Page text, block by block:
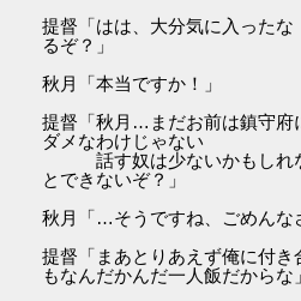
提督「はは、大分気に入った
るぞ？」
秋月「本当ですか！」
提督「秋月…まだお前は鎮守府
ダメなわけじゃない
話す奴は少ないかもしれな
とできないぞ？」
秋月「…そうですね、ごめんな
提督「まあとりあえず俺に付
もなんだかんだ一人飯だからな」